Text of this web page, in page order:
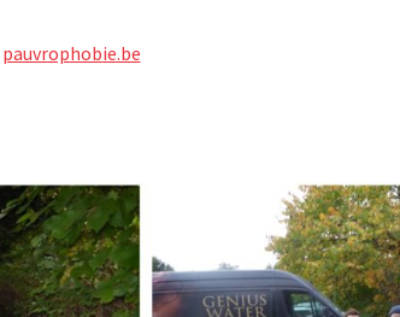
pauvrophobie.be